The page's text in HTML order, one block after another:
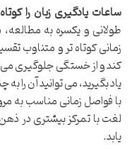
ساعات یادگیری زبان را
طولانی و یکسره به
زمانی کوتاه تر و متناوب
یاد بگیرید، می توانید آن
با فواصل زمانی مناسب به
لغت با تمرکز بیشتری در
یابد.